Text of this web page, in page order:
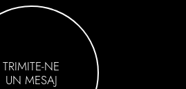
TRIMITE-NE
UN MESAJ